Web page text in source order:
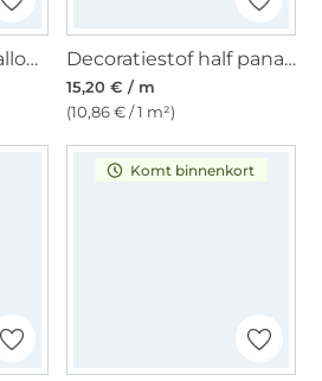
Popeline katoen Halloween, wit Decoratiestof half panama Floral Field, naturel
15,20 € / m
(10,86 € / 1 m²)
Komt binnenkort